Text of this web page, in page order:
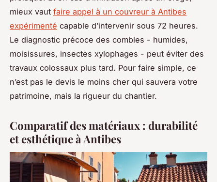
mieux vaut faire appel à un couvreur à Antibes
expérimenté capable d’intervenir sous 72 heures.
Le diagnostic précoce des combles - humides,
moisissures, insectes xylophages - peut éviter des
travaux colossaux plus tard. Pour faire simple, ce
n’est pas le devis le moins cher qui sauvera votre
patrimoine, mais la rigueur du chantier.
Comparatif des matériaux : durabilité
et esthétique à Antibes